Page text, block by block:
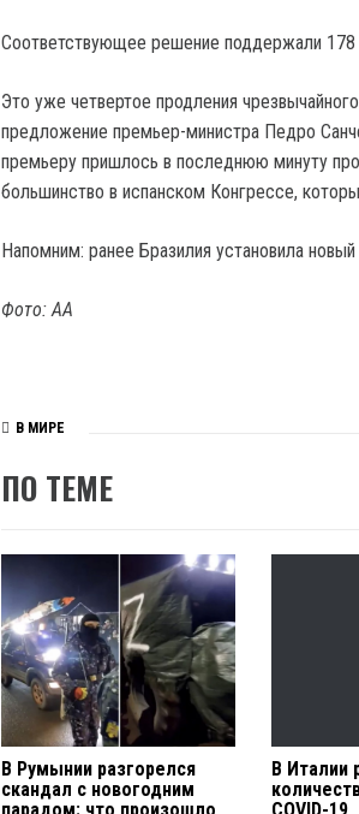
Соответствующее решение поддержали
Это уже четвертое продления
предложение премьер-министра Педро
премьеру пришлось в последнюю минуту
большинство в испанском Конгрессе,
Напомним: ранее Бразилия установила
Фото: АА
В МИРЕ
ПО ТЕМЕ
В Румынии разгорелся
скандал с новогодним
В Италии